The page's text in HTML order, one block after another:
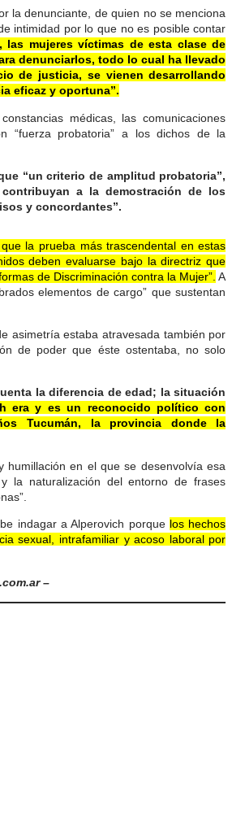
la denunciante, de quien no se menciona
intimidad por lo que no es posible contar
las mujeres víctimas de esta clase de
denunciarlos, todo lo cual ha llevado
de justicia, se vienen desarrollando
eficaz y oportuna”.
médicas, las comunicaciones
“fuerza probatoria” a los dichos de la
“un criterio de amplitud probatoria”,
a la demostración de los
y concordantes”.
la prueba más trascendental en estas
deben evaluarse bajo la directriz que
de Discriminación contra la Mujer”. A
elementos de cargo” que sustentan
asimetría estaba atravesada también por
de poder que éste ostentaba, no solo
la diferencia de edad; la situación
era y es un reconocido político con
Tucumán, la provincia donde la
humillación en el que se desenvolvía esa
la naturalización del entorno de frases
indagar a Alperovich porque los hechos
sexual, intrafamiliar y acoso laboral por
–